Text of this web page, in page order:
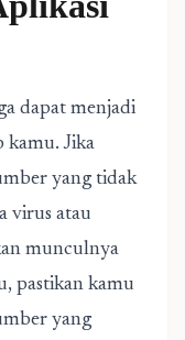
dapat menjadi
kamu. Jika
yang tidak
virus atau
munculnya
pastikan kamu
yang